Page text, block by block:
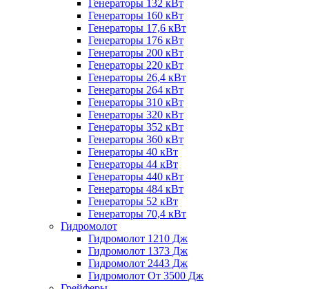
Генераторы 132 кВт
Генераторы 160 кВт
Генераторы 17,6 кВт
Генераторы 176 кВт
Генераторы 200 кВт
Генераторы 220 кВт
Генераторы 26,4 кВт
Генераторы 264 кВт
Генераторы 310 кВт
Генераторы 320 кВт
Генераторы 352 кВт
Генераторы 360 кВт
Генераторы 40 кВт
Генераторы 44 кВт
Генераторы 440 кВт
Генераторы 484 кВт
Генераторы 52 кВт
Генераторы 70,4 кВт
Гидромолот
Гидромолот 1210 Дж
Гидромолот 1373 Дж
Гидромолот 2443 Дж
Гидромолот От 3500 Дж